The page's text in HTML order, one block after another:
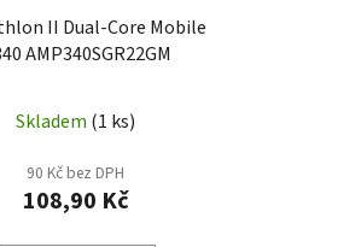
II Dual-Core Mobile
AMP340SGR22GM
Skladem (1 ks)
90 Kč bez DPH
108,90 Kč